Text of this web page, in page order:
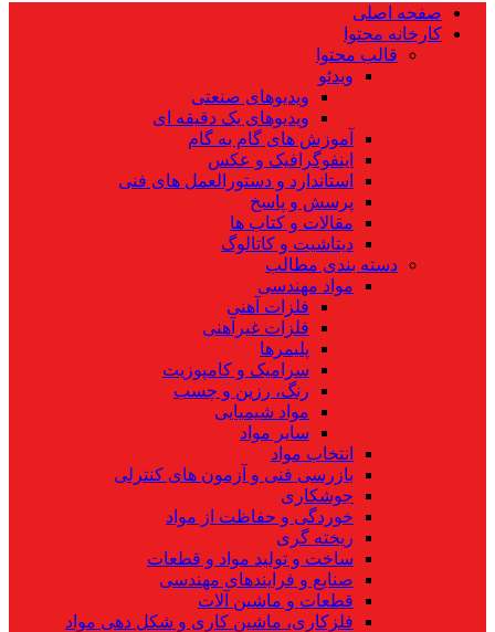
صفحه اصلی
کارخانه محتوا
قالب محتوا
ویدئو
ویدیوهای صنعتی
ویدیوهای یک دقیقه ای
آموزش های گام به گام
اینفوگرافیک و عکس
استاندارد و دستورالعمل های فنی
پرسش و پاسخ
مقالات و کتاب ها
دیتاشیت و کاتالوگ
دسته بندی مطالب
مواد مهندسی
فلزات آهنی
فلزات غیرآهنی
پلیمرها
سرامیک و کامپوزیت
رنگ، رزین و چسب
مواد شیمیایی
سایر مواد
انتخاب مواد
بازرسی فنی و آزمون های کنترلی
جوشکاری
خوردگی و حفاظت از مواد
ریخته گری
ساخت و تولید مواد و قطعات
صنایع و فرایندهای مهندسی
قطعات و ماشین آلات
فلزکاری، ماشین کاری و شکل دهی مواد